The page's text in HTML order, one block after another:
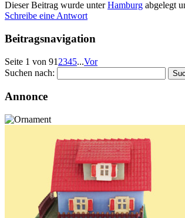
Dieser Beitrag wurde unterHamburg abgelegt
Schreibe eine Antwort
Beitragsnavigation
Seite 1 von 91 2345...Vor
Suchen nach:
Annonce